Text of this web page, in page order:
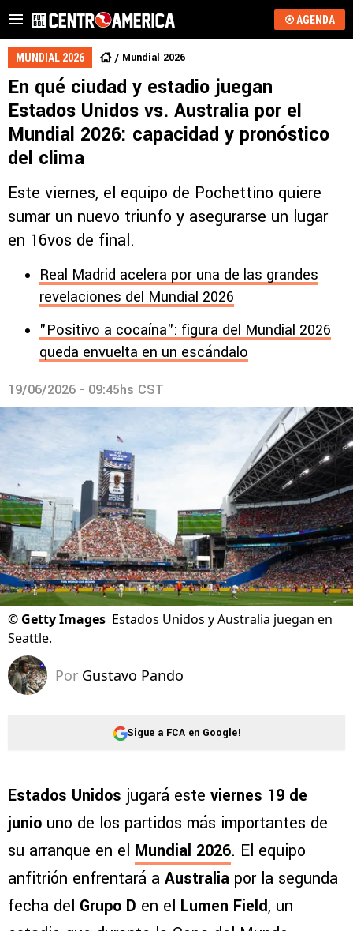
AGENDA
MUNDIAL 2026 Mundial 2026
En qué ciudad y estadio juegan
Estados Unidos vs. Australia por el
Mundial 2026: capacidad y pronóstico
del clima
Este viernes, el equipo de Pochettino quiere
sumar un nuevo triunfo y asegurarse un lugar
en 16vos de final.
Real Madrid acelera por una de las grandes
revelaciones del Mundial 2026
"Positivo a cocaína": figura del Mundial 2026
queda envuelta en un escándalo
19/06/2026 - 09:45hs CST
© Getty Images Estados Unidos y Australia juegan en
Seattle.
Por Gustavo Pando
Sigue a FCA en Google!
Estados Unidos jugará este viernes 19 de
junio uno de los partidos más importantes de
su arranque en el Mundial 2026. El equipo
anfitrión enfrentará a Australia por la segunda
fecha del Grupo D en el Lumen Field, un